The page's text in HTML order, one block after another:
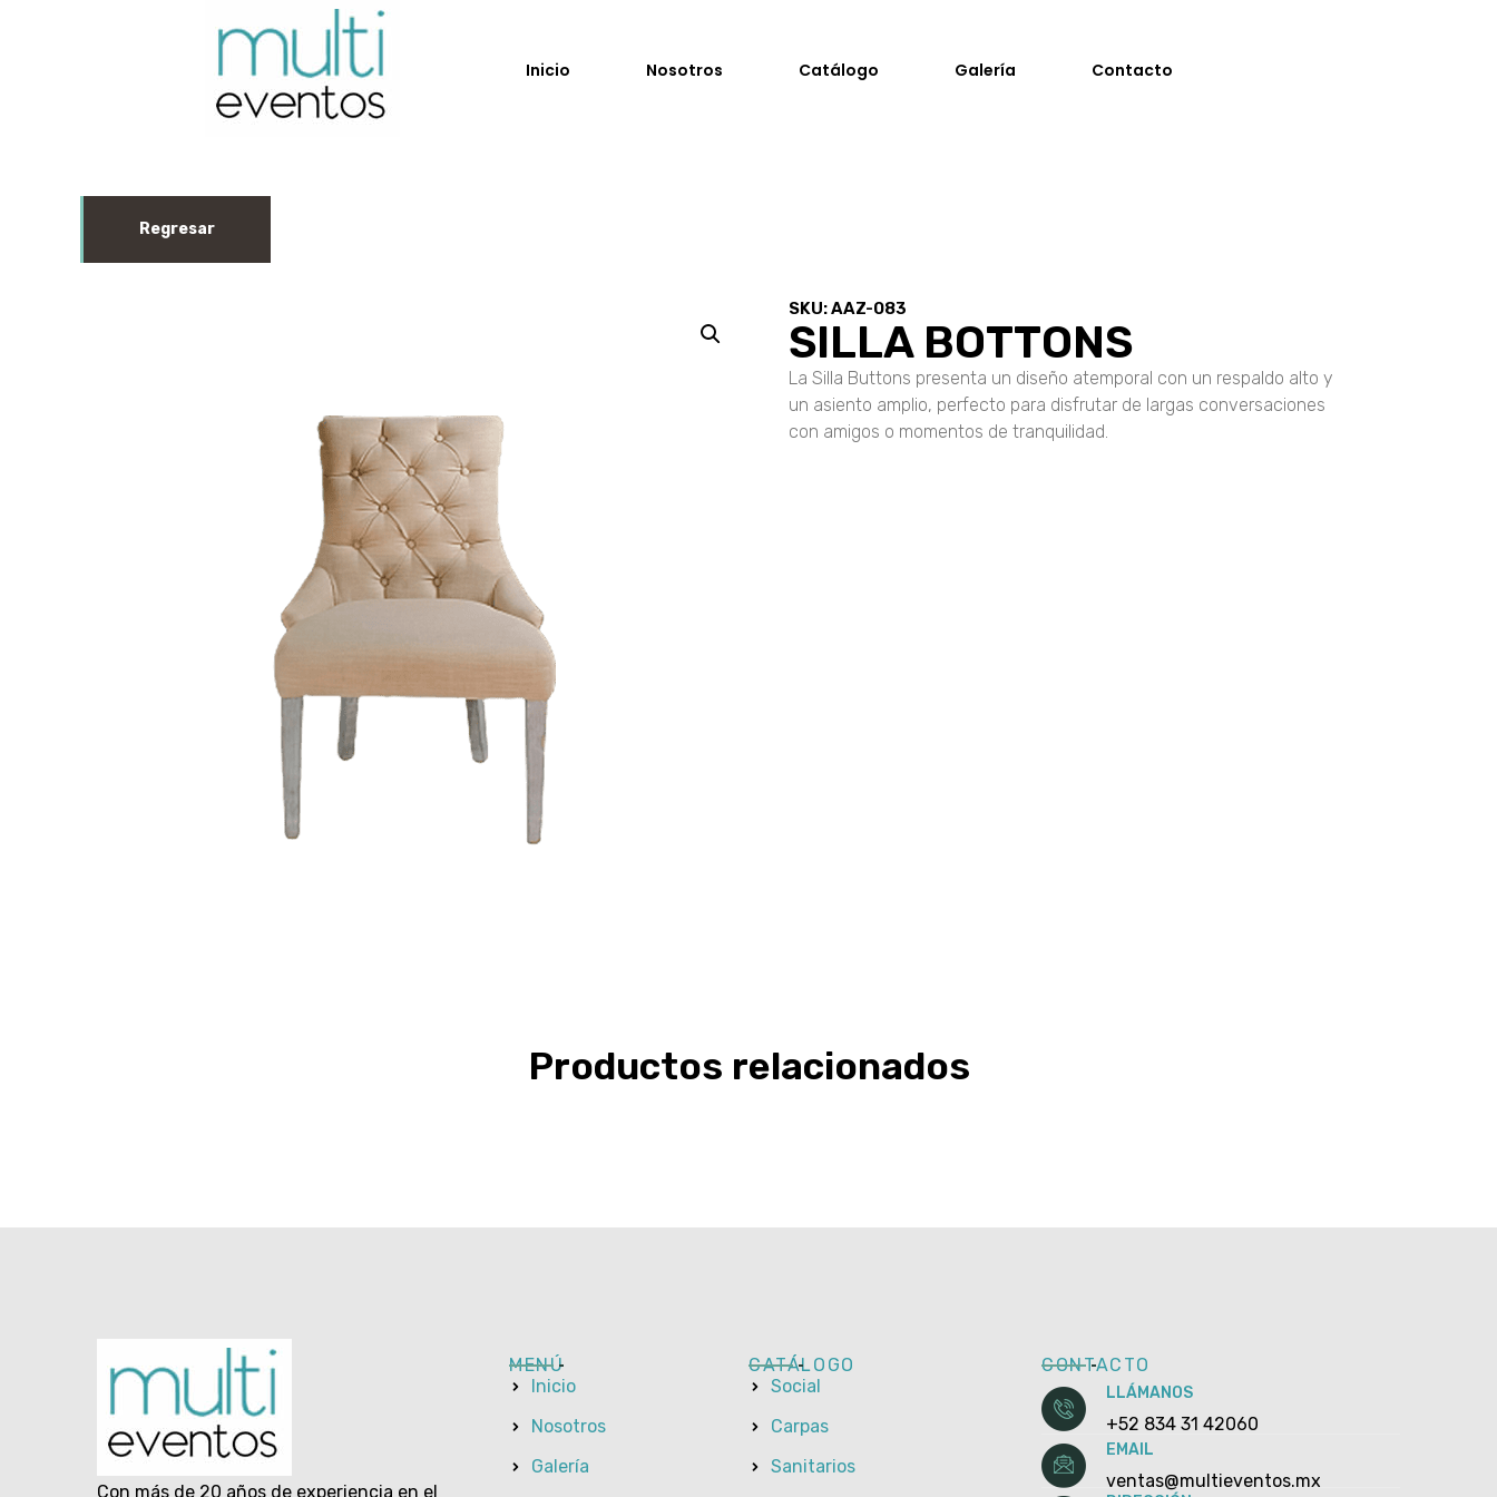
Inicio Nosotros Catálogo Galería Contacto
SKU: AAZ-083
SILLA BOTTONS
La Silla Buttons presenta un diseño atemporal con un respaldo alto y
un asiento amplio, perfecto para disfrutar de largas conversaciones
con amigos o momentos de tranquilidad.
Productos relacionados
Con más de 20 años de experiencia en el
MENÚ
Inicio
Nosotros
Galería
CATÁLOGO
Social
Carpas
Sanitarios
CONTACTO
LLÁMANOS
+52 834 31 42060
EMAIL
ventas@multieventos.mx